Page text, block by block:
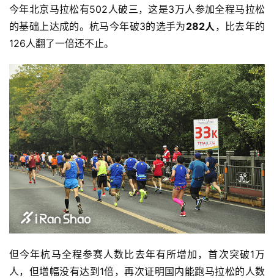
今年北京马拉松有502人破三，这是3万人参加全程马拉松
的基础上达成的。杭马今年破3的选手为282人 ，比去年的
126人翻了一倍还不止。
但今年杭马全程参赛人数比去年有所增加，首次突破1万
人，但增幅没有达到1倍，再次证明国内能跑马拉松的人数